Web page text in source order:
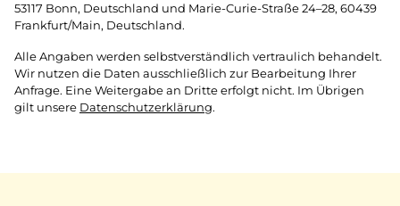
53117 Bonn, Deutschland und Marie-Curie-Straße 24–28, 60439
Frankfurt/Main, Deutschland.
Alle Angaben werden selbstverständlich vertraulich behandelt.
Wir nutzen die Daten ausschließlich zur Bearbeitung Ihrer
Anfrage. Eine Weitergabe an Dritte erfolgt nicht. Im Übrigen
gilt unsere Datenschutzerklärung.